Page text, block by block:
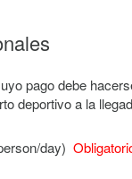
pago debe
deportivo a la
day)